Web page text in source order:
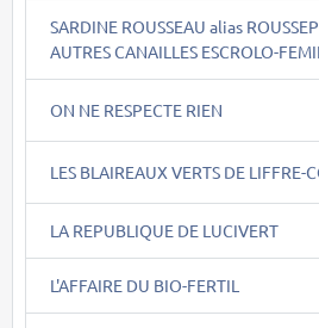
SARDINE ROUSSEAU alias
AUTRES CANAILLES ESCROLO-
ON NE RESPECTE RIEN
LES BLAIREAUX VERTS DE LIFFRE-
LA REPUBLIQUE DE LUCIVERT
L'AFFAIRE DU BIO-FERTIL